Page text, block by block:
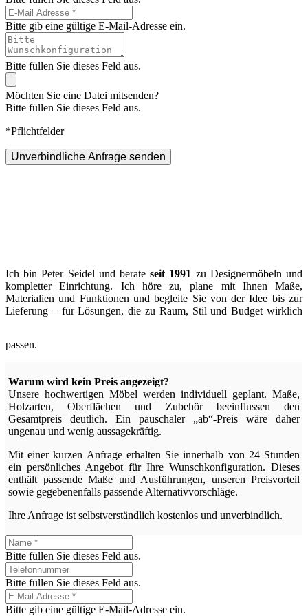
Bitte gib eine gültige E-Mail-Adresse ein.
Bitte füllen Sie dieses Feld aus.
Möchten Sie eine Datei mitsenden?
Bitte füllen Sie dieses Feld aus.
*Pflichtfelder
Unverbindliche Anfrage senden
Ich bin Peter Seidel und berateseit 1991 zu Designermöbeln und
kompletter Einrichtung. Ich höre zu, plane mit Ihnen Maße,
Materialien und Funktionen und begleite Sie von der Idee bis zur
Lieferung – für Lösungen, die zu Raum, Stil und Budget wirklich
passen.
Warum wird kein Preis angezeigt?
Unsere hochwertigen Möbel werden individuell geplant. Maße,
Holzarten, Oberflächen und Zubehör beeinflussen den
Gesamtpreis deutlich. Ein pauschaler „ab“-Preis wäre daher
ungenau und wenig aussagekräftig.
Mit einer kurzen Anfrage erhalten Sie innerhalb von 24 Stunden
ein persönliches Angebot für Ihre Wunschkonfiguration. Dieses
enthält passende Maße und Ausführungen, unseren Preisvorteil
sowie gegebenenfalls passende Alternativvorschläge.
Ihre Anfrage ist selbstverständlich kostenlos und unverbindlich.
Bitte füllen Sie dieses Feld aus.
Bitte füllen Sie dieses Feld aus.
Bitte gib eine gültige E-Mail-Adresse ein.